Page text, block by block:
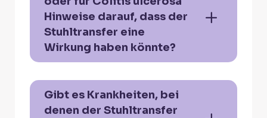
Hinweise darauf, dass der
Stuhltransfer eine
Wirkung haben könnte?
Gibt es Krankheiten, bei
denen der Stuhltransfer